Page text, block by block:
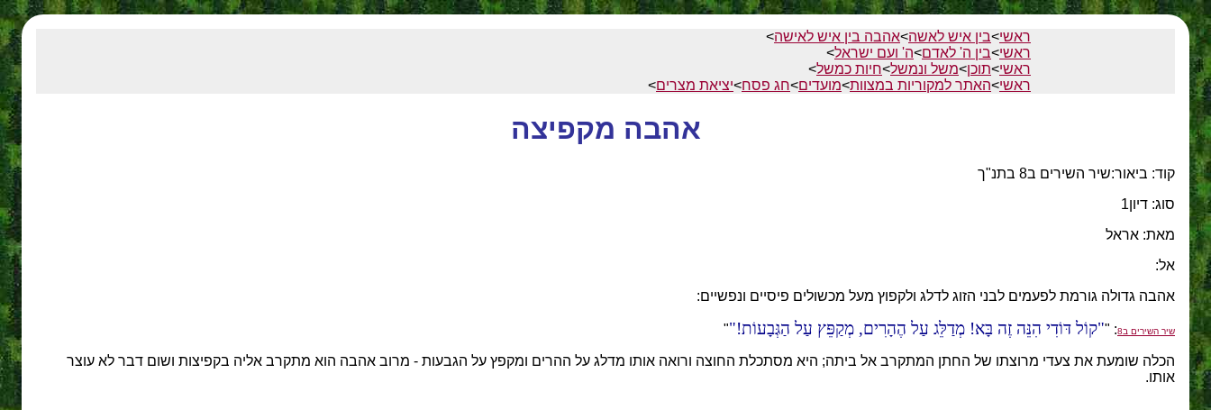
ראשי>בין איש לאשה>אהבה בין איש לאישה>
ראשי>בין ה' לאדם>ה' ועם ישראל>
ראשי>תוכן>משל ונמשל>חיות כמשל>
ראשי>האתר למקוריות במצוות>מועדים>חג פסח>יציאת מצרים>
אהבה מקפיצה
קוד: ביאור:שיר השירים ב8 בתנ"ך
סוג: דיון1
מאת: אראל
אל:
אהבה גדולה גורמת לפעמים לבני הזוג לדלג ולקפוץ מעל מכשולים פיסיים ונפשיים:
שיר השירים ב8 : " קוֹל דּוֹדִי הִנֵּה זֶה בָּא! מְדַלֵּג עַל הֶהָרִים, מְקַפֵּץ עַל הַגְּבָעוֹת! "
הכלה שומעת את צעדי מרוצתו של החתן המתקרב אל ביתה; היא מסתכלת החוצה ורואה אותו מדלג על ההרים ומקפץ על הגבעות - מרוב אהבה הוא מתקרב אליה בקפיצות ושום דבר לא עוצר
אותו.